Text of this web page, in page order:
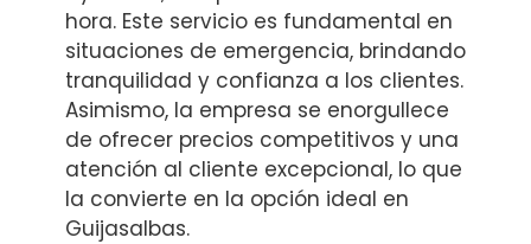
hora. Este servicio es fundamental en
situaciones de emergencia, brindando
tranquilidad y confianza a los clientes.
Asimismo, la empresa se enorgullece
de ofrecer precios competitivos y una
atención al cliente excepcional, lo que
la convierte en la opción ideal en
Guijasalbas.